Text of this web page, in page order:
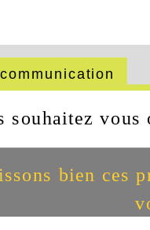
souhaitez
bien ces